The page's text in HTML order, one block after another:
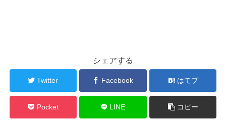
シェアする
Twitter Facebook はてブ
Pocket LINE コピー